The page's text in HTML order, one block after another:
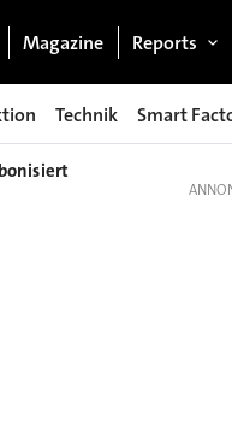
Magazine Reports
Technik Smart